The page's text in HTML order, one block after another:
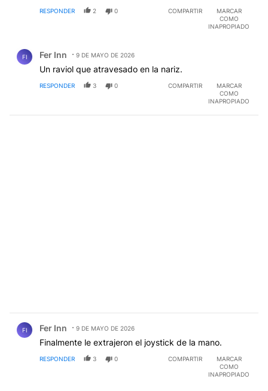
RESPONDER 2 0 COMPARTIR
MARCAR
COMO
INAPROPIADO
FI Fer Inn 9 DE MAYO DE 2026
Un raviol que atravesado en la nariz.
RESPONDER 3 0 COMPARTIR
MARCAR
COMO
INAPROPIADO
FI Fer Inn 9 DE MAYO DE 2026
Finalmente le extrajeron el joystick de la mano.
RESPONDER 3 0 COMPARTIR
MARCAR
COMO
INAPROPIADO